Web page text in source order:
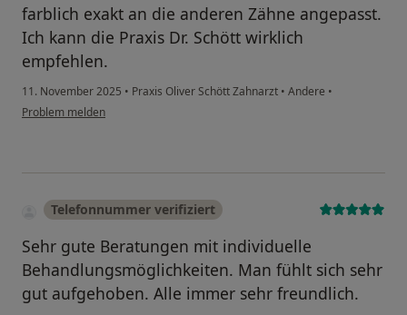
farblich exakt an die anderen Zähne angepasst.
Ich kann die Praxis Dr. Schött wirklich
empfehlen.
11. November 2025 • Praxis Oliver Schött Zahnarzt • Andere •
Problem melden
Telefonnummer verifiziert
Sehr gute Beratungen mit individuelle
Behandlungsmöglichkeiten. Man fühlt sich sehr
gut aufgehoben. Alle immer sehr freundlich.